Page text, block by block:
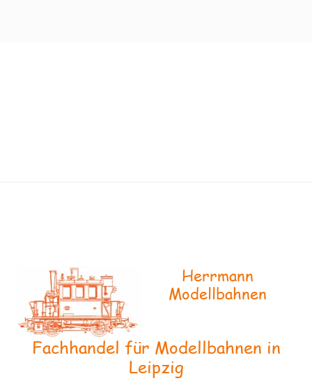
Herrmann
Modellbahnen
Fachhandel für Modellbahnen in
Leipzig